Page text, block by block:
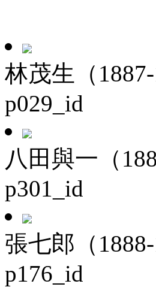
林茂生（1887-
p029_id
八田與一（
p301_id
張七郎（1888-
p176_id